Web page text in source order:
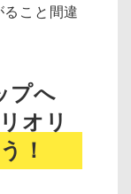
ること間違
プへ
オリ
！